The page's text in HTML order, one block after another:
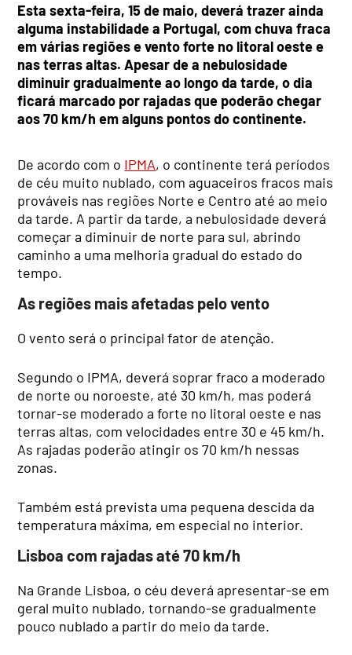
Esta sexta-feira, 15 de maio, deverá trazer ainda
alguma instabilidade a Portugal, com chuva fraca
em várias regiões e vento forte no litoral oeste e
nas terras altas. Apesar de a nebulosidade
diminuir gradualmente ao longo da tarde, o dia
ficará marcado por rajadas que poderão chegar
aos 70 km/h em alguns pontos do continente.
De acordo com o IPMA, o continente terá períodos
de céu muito nublado, com aguaceiros fracos mais
prováveis nas regiões Norte e Centro até ao meio
da tarde. A partir da tarde, a nebulosidade deverá
começar a diminuir de norte para sul, abrindo
caminho a uma melhoria gradual do estado do
tempo.
As regiões mais afetadas pelo vento
O vento será o principal fator de atenção.
Segundo o IPMA, deverá soprar fraco a moderado
de norte ou noroeste, até 30 km/h, mas poderá
tornar-se moderado a forte no litoral oeste e nas
terras altas, com velocidades entre 30 e 45 km/h.
As rajadas poderão atingir os 70 km/h nessas
zonas.
Também está prevista uma pequena descida da
temperatura máxima, em especial no interior.
Lisboa com rajadas até 70 km/h
Na Grande Lisboa, o céu deverá apresentar-se em
geral muito nublado, tornando-se gradualmente
pouco nublado a partir do meio da tarde.